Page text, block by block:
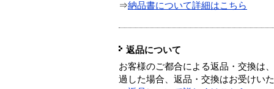
⇒納品書について詳細はこちら
返品について
お客様のご都合による返品・交換は
過した場合、返品・交換はお受けいた